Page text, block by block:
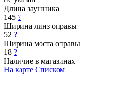
Длина заушника
145 ?
Ширина линз оправы
52 ?
Ширина моста оправы
18 ?
Наличие в магазинах
На карте Списком